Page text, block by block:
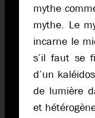
mythe
mythe. Le
incarne le
s’il faut se
d’un
de lumière
et